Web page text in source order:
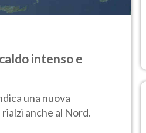
intenso e
una nuova
anche al Nord.